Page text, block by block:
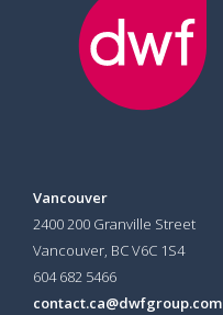
Vancouver
2400 200 Granville Street
Vancouver, BC V6C 1S4
604 682 5466
contact.ca@dwfgroup.com